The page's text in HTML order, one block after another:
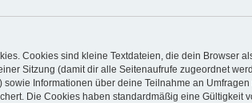
Cookies sind kleine Textdateien, die dein Browser
Sitzung (damit dir alle Seitenaufrufe zugeordnet
Informationen über deine Teilnahme an
Die Cookies haben standardmäßig eine Gültigkeit